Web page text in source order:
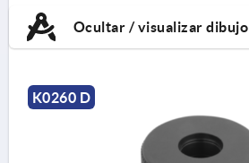
Ocultar / visualizar dibujo
K0260 D